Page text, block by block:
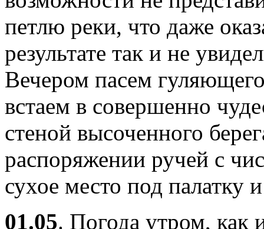
петлю реки, что даже
результате так и не
Вечером пасем
встаем в совершенно
стеной высоченного
распоряжении ручей с
сухое место под палатку
01.05. Погода утром, как